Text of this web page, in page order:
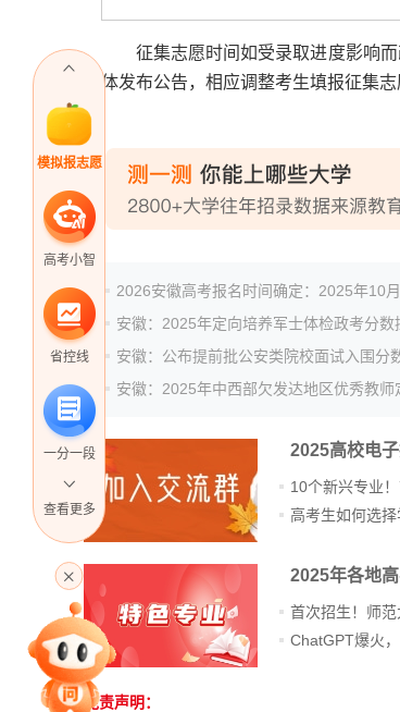
模拟报志愿
高考小智
省控线
一分一段
专家指导课
查看更多
征集志愿时间如受录取进度影响而
体发布公告，相应调整考生填报征集
2026安徽高考报名时间确定：2025年10
安徽：2025年定向培养军士体检政考分数
安徽：公布提前批公安类院校面试入围分
2025高校电
10个新兴专业！
高考生如何选择
2025年各地
首次招生！师
免责声明：